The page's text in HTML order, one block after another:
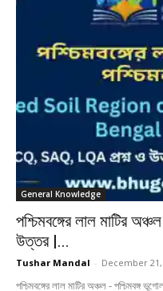
General Knowledge
পশ্চিমবঙ্গের লাল মাটির
উত্তর |...
Tushar Mandal - December 21,
পশ্চিমবঙ্গের লাল মাটির অঞ্চল -